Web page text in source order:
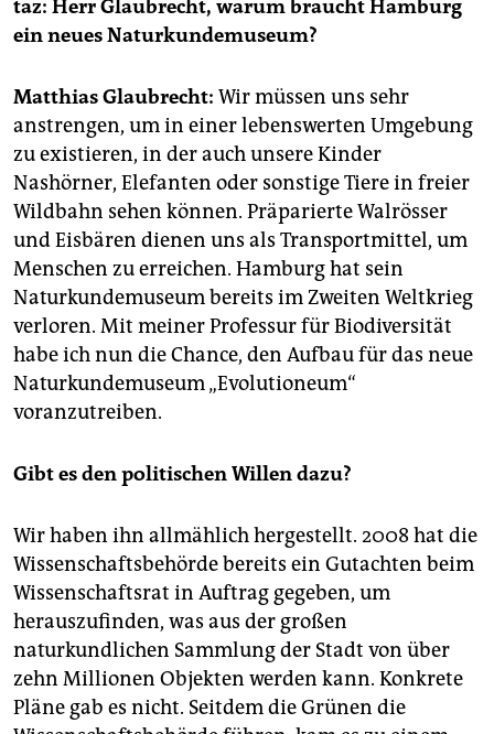
abo
epaper login
taz: Herr Glaubrecht, warum braucht Hamburg
ein neues Naturkundemuseum?
Matthias Glaubrecht: Wir müssen uns sehr
anstrengen, um in einer lebenswerten Umgebung
zu existieren, in der auch unsere Kinder
Nashörner, Elefanten oder sonstige Tiere in freier
Wildbahn sehen können. Präparierte Walrösser
und Eisbären dienen uns als Transportmittel, um
Menschen zu erreichen. Hamburg hat sein
Naturkundemuseum bereits im Zweiten Weltkrieg
verloren. Mit meiner Professur für Biodiversität
habe ich nun die Chance, den Aufbau für das neue
Naturkundemuseum „Evolutioneum“
voranzutreiben.
Gibt es den politischen Willen dazu?
Wir haben ihn allmählich hergestellt. 2008 hat die
Wissenschaftsbehörde bereits ein Gutachten beim
Wissenschaftsrat in Auftrag gegeben, um
herauszufinden, was aus der großen
naturkundlichen Sammlung der Stadt von über
zehn Millionen Objekten werden kann. Konkrete
Pläne gab es nicht. Seitdem die Grünen die